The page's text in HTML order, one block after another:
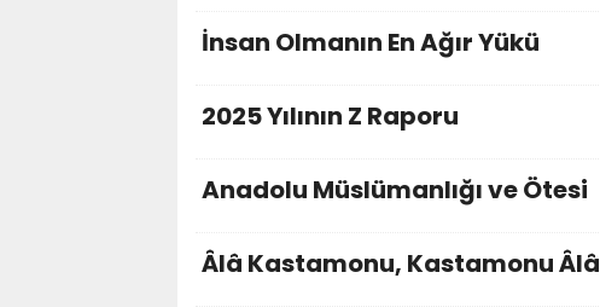
İnsan Olmanın En Ağır Yükü
2025 Yılının Z Raporu
Anadolu Müslümanlığı ve Ötesi
Âlâ Kastamonu, Kastamonu Âlâ